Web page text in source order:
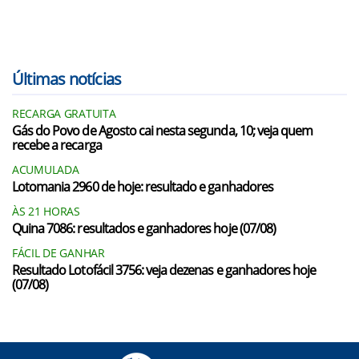
Últimas notícias
RECARGA GRATUITA
Gás do Povo de Agosto cai nesta segunda, 10; veja quem
recebe a recarga
ACUMULADA
Lotomania 2960 de hoje: resultado e ganhadores
ÀS 21 HORAS
Quina 7086: resultados e ganhadores hoje (07/08)
FÁCIL DE GANHAR
Resultado Lotofácil 3756: veja dezenas e ganhadores hoje
(07/08)